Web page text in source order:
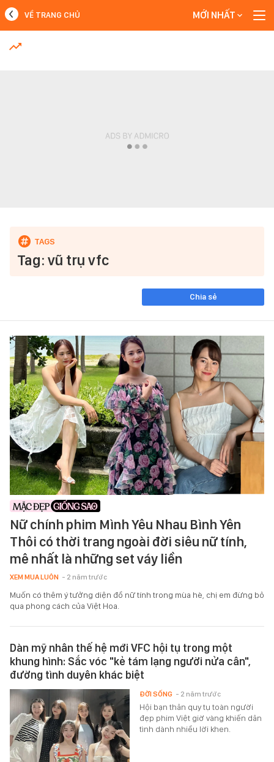
MỚI NHẤT
VỀ TRANG CHỦ MỚI NHẤT
Tag: vũ trụ vfc
Chia sẻ
Nữ chính phim Mình Yêu Nhau Bình Yên
Thôi có thời trang ngoài đời siêu nữ tính,
mê nhất là những set váy liền
XEM MUA LUÔN - 2 năm trước
Muốn có thêm ý tưởng diện đồ nữ tính trong mùa hè, chị em đừng bỏ
qua phong cách của Việt Hoa.
Dàn mỹ nhân thế hệ mới VFC hội tụ trong một
khung hình: Sắc vóc "kẻ tám lạng người nửa cân",
đường tình duyên khác biệt
Hội bạn thân quy tụ toàn người
đẹp phim Việt giờ vàng khiến dân
tình dành nhiều lời khen.
ĐỜI SỐNG - 2 năm trước